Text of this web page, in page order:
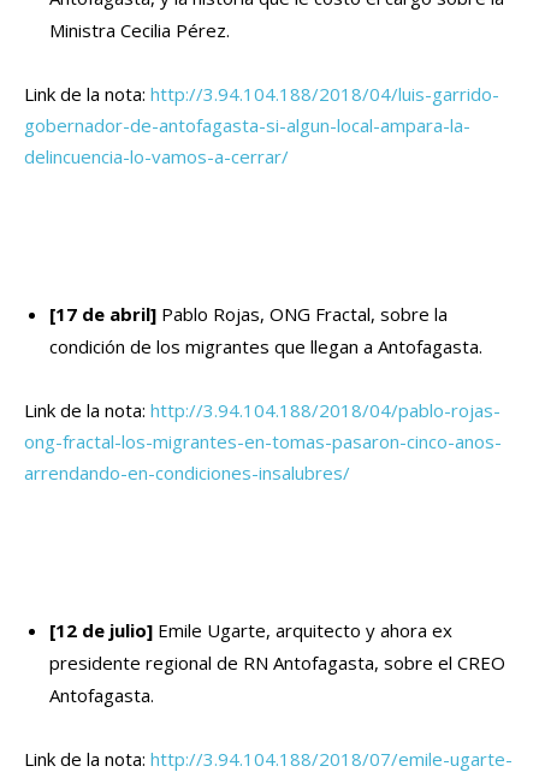
Ministra Cecilia Pérez.
Link de la nota: http://3.94.104.188/2018/04/luis-garrido-
gobernador-de-antofagasta-si-algun-local-ampara-la-
delincuencia-lo-vamos-a-cerrar/
[17 de abril] Pablo Rojas, ONG Fractal, sobre la
condición de los migrantes que llegan a Antofagasta.
Link de la nota: http://3.94.104.188/2018/04/pablo-rojas-
ong-fractal-los-migrantes-en-tomas-pasaron-cinco-anos-
arrendando-en-condiciones-insalubres/
[12 de julio] Emile Ugarte, arquitecto y ahora ex
presidente regional de RN Antofagasta, sobre el CREO
Antofagasta.
Link de la nota: http://3.94.104.188/2018/07/emile-ugarte-